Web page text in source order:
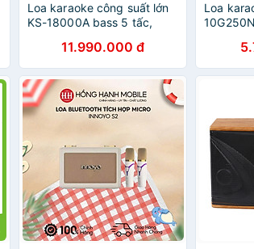
Loa karaoke công suất lớn
KS-18000A bass 5 tấc,
đường tiếng cực hay-Hàng
chính hãng ( Sản xuất tại
Việt Nam )- BH 12 THÁNG -
HÀNG CHÍNH HÃNG
11.990.000 đ
Loa
CHÍNH
12